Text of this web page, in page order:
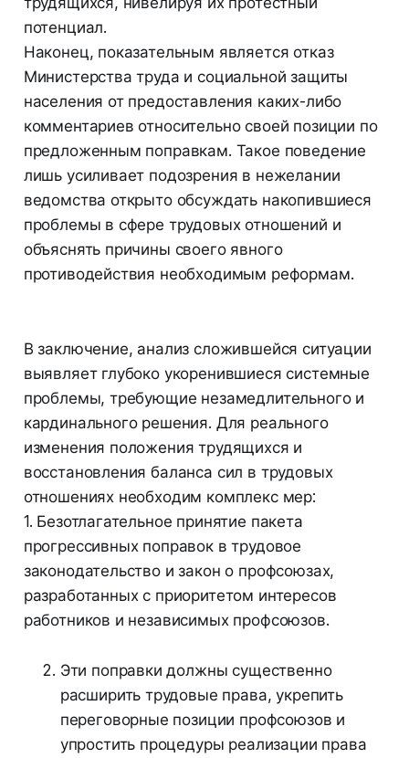
потенциал.
Наконец, показательным является отказ
Министерства труда и социальной защиты
населения от предоставления каких-либо
комментариев относительно своей позиции по
предложенным поправкам. Такое поведение
лишь усиливает подозрения в нежелании
ведомства открыто обсуждать накопившиеся
проблемы в сфере трудовых отношений и
объяснять причины своего явного
противодействия необходимым реформам.
В заключение, анализ сложившейся ситуации
выявляет глубоко укоренившиеся системные
проблемы, требующие незамедлительного и
кардинального решения. Для реального
изменения положения трудящихся и
восстановления баланса сил в трудовых
отношениях необходим комплекс мер:
1. Безотлагательное принятие пакета
прогрессивных поправок в трудовое
законодательство и закон о профсоюзах,
разработанных с приоритетом интересов
работников и независимых профсоюзов.
Эти поправки должны существенно
расширить трудовые права, укрепить
переговорные позиции профсоюзов и
упростить процедуры реализации права